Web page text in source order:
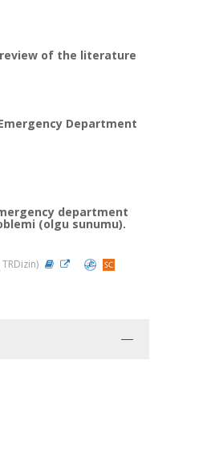
of the literature
Department
department
(olgu sunumu).